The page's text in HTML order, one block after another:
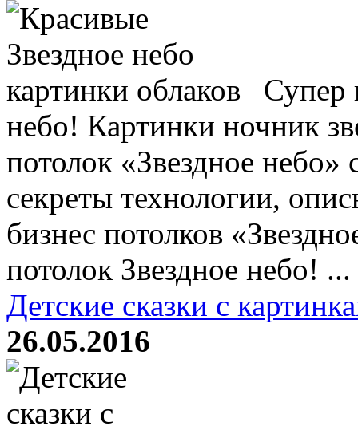
Супер
небо! Картинки ночник
потолок «Звездное
секреты технологии,
бизнес потолков
потолок Звездное небо! ...
Детские сказки с
26.05.2016